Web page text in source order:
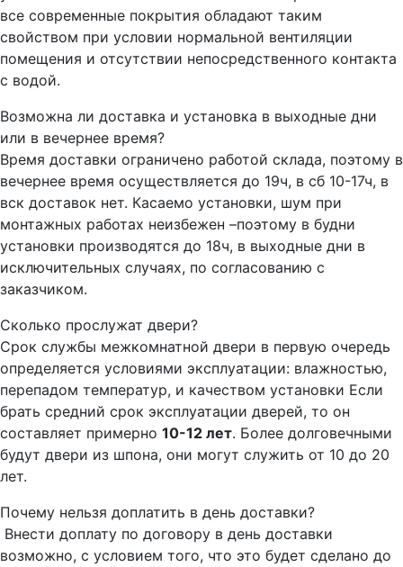
все современные покрытия обладают таким
свойством при условии нормальной вентиляции
помещения и отсутствии непосредственного контакта
с водой.
Возможна ли доставка и установка в выходные дни
или в вечернее время?
Время доставки ограничено работой склада, поэтому в
вечернее время осуществляется до 19ч, в сб 10-17ч, в
вск доставок нет. Касаемо установки, шум при
монтажных работах неизбежен –поэтому в будни
установки производятся до 18ч, в выходные дни в
исключительных случаях, по согласованию с
заказчиком.
Сколько прослужат двери?
Срок службы межкомнатной двери в первую очередь
определяется условиями эксплуатации: влажностью,
перепадом температур, и качеством установки Если
брать средний срок эксплуатации дверей, то он
составляет примерно 10-12 лет. Более долговечными
будут двери из шпона, они могут служить от 10 до 20
лет.
Почему нельзя доплатить в день доставки?
Внести доплату по договору в день доставки
возможно, с условием того, что это будет сделано до